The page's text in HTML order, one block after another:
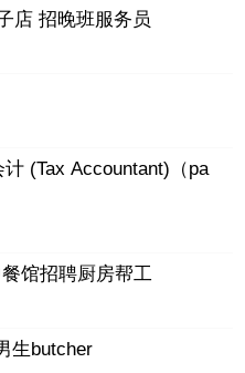
店 招晚班服务员
(Tax Accountant)（pa
馆招聘厨房帮工
生butcher